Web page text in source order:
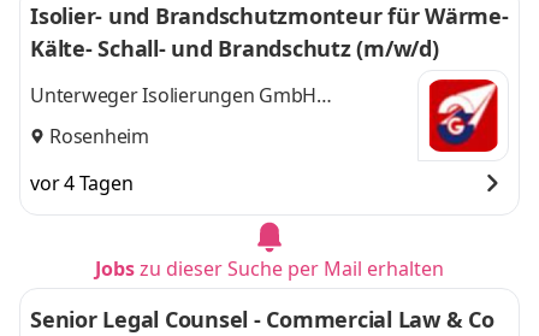
Isolier- und Brandschutzmonteur für Wärme-
Kälte- Schall- und Brandschutz (m/w/d)
Unterweger Isolierungen GmbH
Rosenheim
Rosenheim
vor 4 Tagen
Jobszu dieser Suche per Mail erhalten
Senior Legal Counsel - Commercial Law & Co